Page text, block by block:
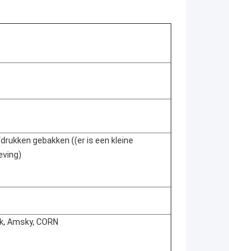
gebakken ((er is een kleine
Amsky, CORN